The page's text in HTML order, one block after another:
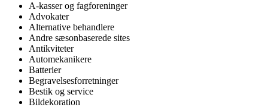
A-kasser og fagforeninger
Advokater
Alternative behandlere
Andre sæsonbaserede sites
Antikviteter
Automekanikere
Batterier
Begravelsesforretninger
Bestik og service
Bildekoration